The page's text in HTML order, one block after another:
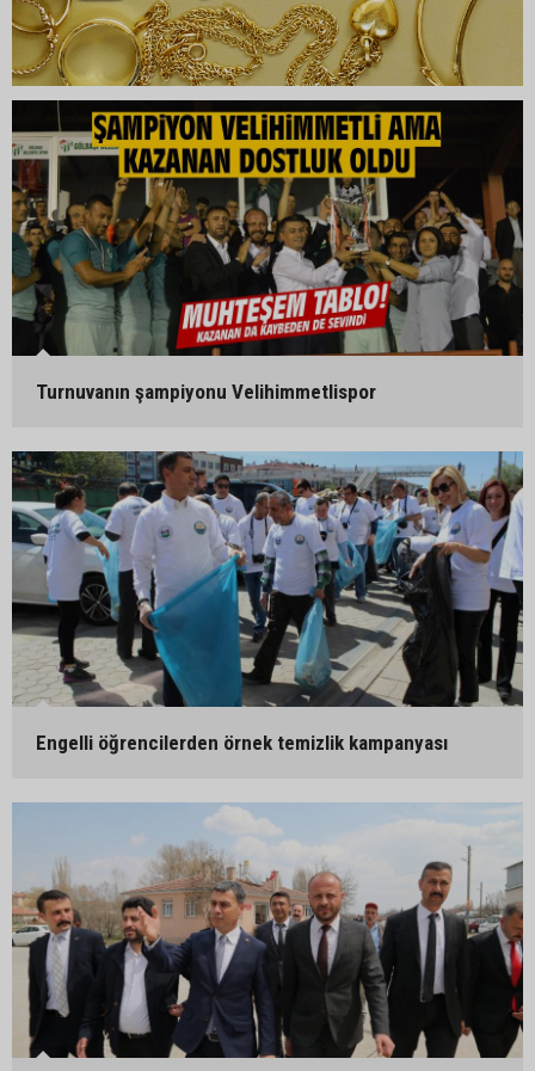
Turnuvanın şampiyonu Velihimmetlispor
Engelli öğrencilerden örnek temizlik kampanyası